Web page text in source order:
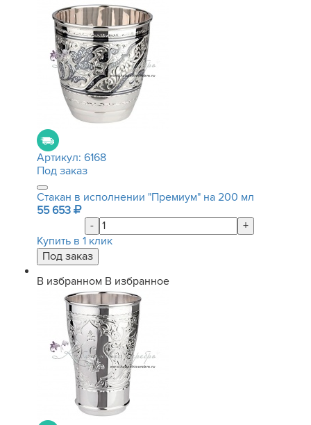
Артикул: 6168
Под заказ
Стакан в исполнении "Премиум" на 200 мл
55 653
-
+
Купить в 1 клик
В избранном В избранное